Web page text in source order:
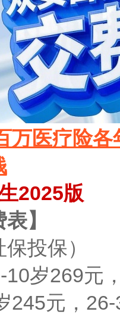
万医疗险
2025版
】
投保）
10岁269元
245元，